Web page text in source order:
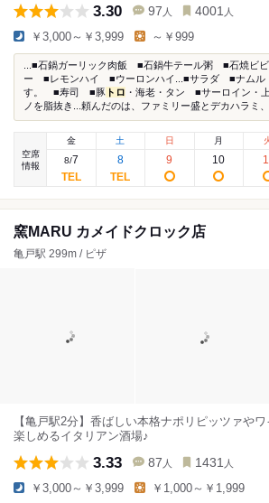
3.30 97 人 4001 人
￥3,000～￥3,999 ～￥999
...■石鍋ガーリック肉飯 ■石鍋牛テール粥 ■石焼ビ
ー ■レモンハイ ■ウーロンハイ...■サラダ ■ナムル
す。 ■寿司 ■豚 トロ ・海老・タン ■サーロイン・
ノを脂抜き...頼んだのは、ファミリー盛とデカハラミ
空席
情報
金
8/7
土
8
日
9
月
10
窯MARU カメイドクロック店
亀戸駅 299m / ピザ
【亀戸駅2分】香ばしい本格ナポリピッツァや
楽しめるイタリアン酒場♪
3.33 87 人 1431 人
￥3,000～￥3,999 ￥1,000～￥1,999